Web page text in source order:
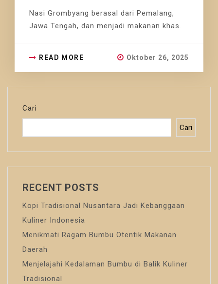
Nasi Grombyang berasal dari Pemalang,
Jawa Tengah, dan menjadi makanan khas.
READ MORE Oktober 26, 2025
Cari
Cari
RECENT POSTS
Kopi Tradisional Nusantara Jadi Kebanggaan
Kuliner Indonesia
Menikmati Ragam Bumbu Otentik Makanan
Daerah
Menjelajahi Kedalaman Bumbu di Balik Kuliner
Tradisional